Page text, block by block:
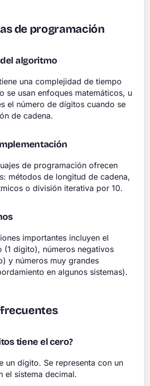
de programación
algoritmo
una complejidad de tiempo
se usan enfoques matemáticos, u
el número de dígitos cuando se
de cadena.
de programación ofrecen
métodos de longitud de cadena,
o división iterativa por 10.
importantes incluyen el
(1 dígito), números negativos
y números muy grandes
en algunos sistemas).
tiene el cero?
un dígito. Se representa con un
el sistema decimal.